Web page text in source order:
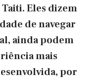
Eles dizem
de navegar
ainda podem
mais
por